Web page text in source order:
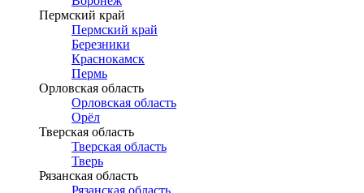
Пермский край
Пермский край
Березники
Краснокамск
Пермь
Орловская область
Орловская область
Орёл
Тверская область
Тверская область
Тверь
Рязанская область
Рязанская область